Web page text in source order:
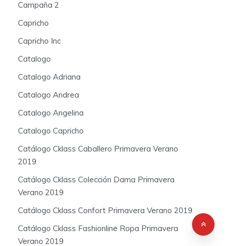
Campaña 2
Capricho
Capricho Inc
Catalogo
Catalogo Adriana
Catalogo Andrea
Catalogo Angelina
Catalogo Capricho
Catálogo Cklass Caballero Primavera Verano
2019
Catálogo Cklass Colección Dama Primavera
Verano 2019
Catálogo Cklass Confort Primavera Verano 2019
Catálogo Cklass Fashionline Ropa Primavera
Verano 2019